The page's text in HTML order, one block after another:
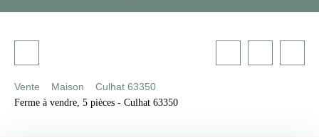
Vente Maison
Culhat 63350
Ferme à vendre, 5 pièces - Culhat 63350